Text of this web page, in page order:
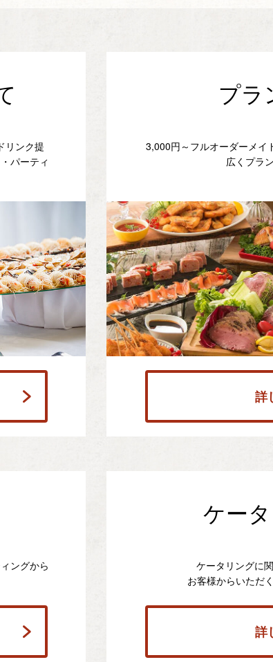
リンク提
パーティ
プラ
3,000円～フルオーダーメイ
広くプラ
詳
ングから
ケー
ケータリングに
お客様からいただ
詳